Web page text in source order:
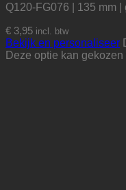
Q120-FG076 | 135 mm
€ 3,95 incl. btw
Bekijk en personaliseer
Deze optie kan